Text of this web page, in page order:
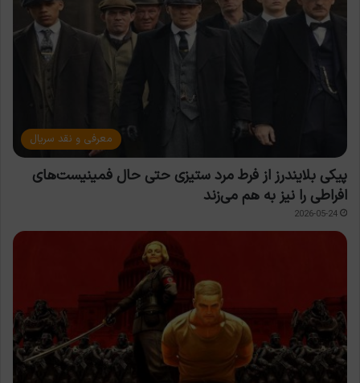
معرفی و نقد سریال
پیکی بلایندرز از فرط مرد ستیزی حتی حال فمینیست‌های
افراطی را نیز به هم می‌زند
2026-05-24